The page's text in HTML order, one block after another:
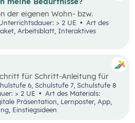
der eigenen Wohn- bzw.
sollen die Schüler:innen ihre
und eine eigene
(mit Scribble Maps) erstellen
Bedürfnisse?“ Der Fokus
durch Unternehmen.
> 2 UE
Arbeitsblatt, Interaktives
für Schritt-Anleitung für
mit Jugendlichen ein echtes
organisieren wollen: Vom
Jugendliche erfunden?)
bis hin zum gesamten Design
Preis berechnen
Schulstufe 5, Schulstufe 6, Schulstufe 7, Schulstufe 8
> 2 UE
Präsentation, Lernposter, App,
Einstiegsideen